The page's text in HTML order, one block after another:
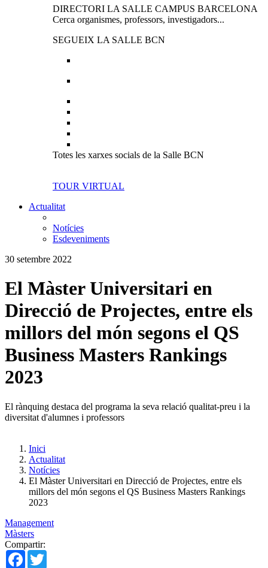
DIRECTORI LA SALLE CAMPUS BARCELONA
Cerca organismes, professors, investigadors...
SEGUEIX LA SALLE BCN
Totes les xarxes socials de la Salle BCN
TOUR VIRTUAL
Actualitat
Notícies
Esdeveniments
30 setembre 2022
El Màster Universitari en
Direcció de Projectes, entre els
millors del món segons el QS
Business Masters Rankings
2023
El rànquing destaca del programa la seva relació qualitat-preu i la
diversitat d'alumnes i professors
Inici
Actualitat
Notícies
El Màster Universitari en Direcció de Projectes, entre els
millors del món segons el QS Business Masters Rankings
2023
Management
Màsters
Compartir:
Facebook